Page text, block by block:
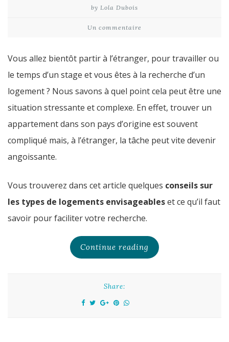
by Lola Dubois
Un commentaire
Vous allez bientôt partir à l’étranger, pour travailler ou
le temps d’un stage et vous êtes à la recherche d’un
logement ? Nous savons à quel point cela peut être une
situation stressante et complexe. En effet, trouver un
appartement dans son pays d’origine est souvent
compliqué mais, à l’étranger, la tâche peut vite devenir
angoissante.
Vous trouverez dans cet article quelques conseils sur
les types de logements envisageableset ce qu’il faut
savoir pour faciliter votre recherche.
Continue reading
Share: